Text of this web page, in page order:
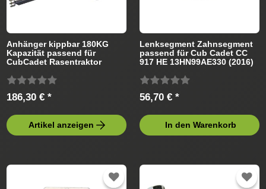
Anhänger kippbar 180KG
Kapazität passend für
CubCadet Rasentraktor
186,30 € *
Artikel anzeigen
Lenksegment Zahnsegment
passend für Cub Cadet CC
917 HE 13HN99AE330 (2016)
56,70 € *
In den Warenkorb